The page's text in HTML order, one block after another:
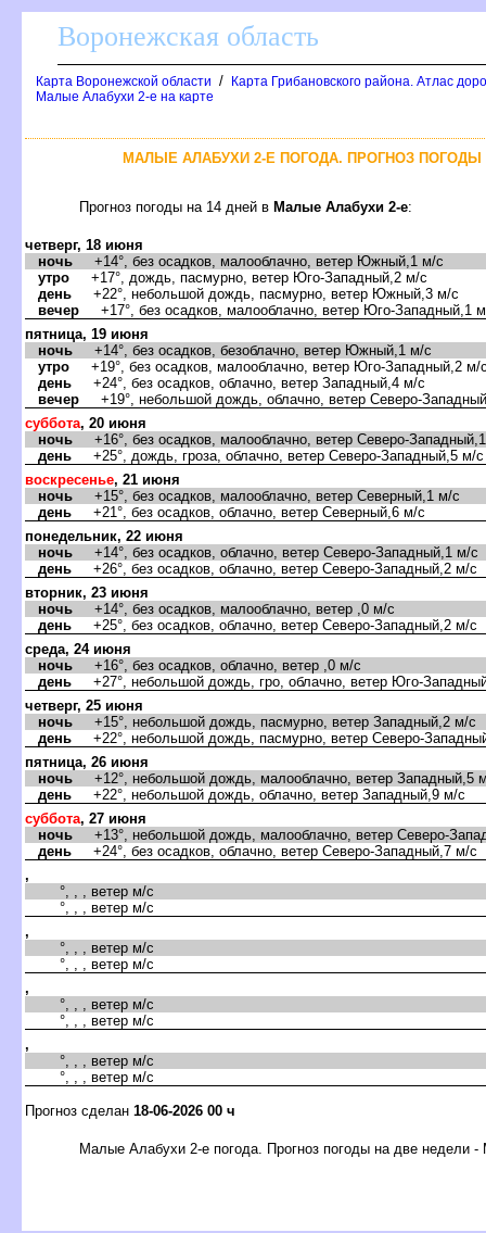
оронежская область
Карта Воронежской области /
Карта Грибановского района. Атлас
Малые Алабухи 2-е на карте
МАЛЫЕ АЛАБУХИ 2-Е ПОГОДА. ПРОГНОЗ
Прогноз погоды на 14 дней Малые Алабухи 2-е:
четверг, 18 июня
ночь +14°, без осадков, малооблачно, ветер Южный,1 м/с
утро +17°, дождь, пасмурно, ветер Юго-Западный,2 м/с
день +22°, небольшой дождь, пасмурно, ветер Южный,3 м/с
ечер +17°, без осадков, малооблачно, ветер Юго-Западный,1
пятница, 19 июня
ночь +14°, без осадков, безоблачно, ветер Южный,1 м/с
утро +19°, без осадков, малооблачно, ветер Юго-Западный,2 м/
день +24°, без осадков, облачно, ветер Западный,4 м/с
ечер +19°, небольшой дождь, облачно, ветер Северо-
суббота, 20 июня
ночь +16°, без осадков, малооблачно, ветер Северо-
день +25°, дождь, гроза, облачно, ветер Северо-Западный,5 м/с
оскресенье, 21 июня
ночь +15°, без осадков, малооблачно, ветер Северный,1 м/с
день +21°, без осадков, облачно, ветер Северный,6 м/с
понедельник, 22 июня
ночь +14°, без осадков, облачно, ветер Северо-Западный,1 м/с
день +26°, без осадков, облачно, ветер Северо-Западный,2 м/с
торник, 23 июня
ночь +14°, без осадков, малооблачно, ветер ,0 м/с
день +25°, без осадков, облачно, ветер Северо-Западный,2 м/с
среда, 24 июня
ночь +16°, без осадков, облачно, ветер ,0 м/с
день +27°, небольшой дождь, гро, облачно, ветер Юго-
четверг, 25 июня
ночь +15°, небольшой дождь, пасмурно, ветер Западный,2 м/с
день +22°, небольшой дождь, пасмурно, ветер Северо-
пятница, 26 июня
ночь +12°, небольшой дождь, малооблачно, ветер Западный,5
день +22°, небольшой дождь, облачно, ветер Западный,9 м/с
суббота, 27 июня
ночь +13°, небольшой дождь, малооблачно, ветер Северо-
день +24°, без осадков, облачно, ветер Северо-Западный,7 м/с
,
°, , , ветер м/с
°, , , ветер м/с
,
°, , , ветер м/с
°, , , ветер м/с
,
°, , , ветер м/с
°, , , ветер м/с
,
°, , , ветер м/с
°, , , ветер м/с
Прогноз сделан 18-06-2026 00 ч
Малые Алабухи 2-е погода. Прогноз погоды на две недели